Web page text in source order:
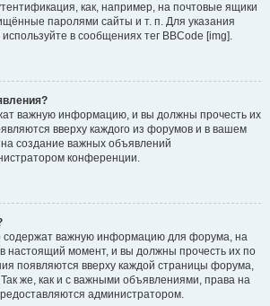
как, например, на почтовые ящики
паролями сайты и т. п. Для указания
в сообщениях тег BBCode [img].
важную информацию, и вы должны прочесть их
вверху каждого из форумов и в вашем
создание важных объявлений
конференции.
содержат важную информацию для форума, на
настоящий момент, и вы должны прочесть их по
появляются вверху каждой страницы форума,
же, как и с важными объявлениями, права на
администратором.